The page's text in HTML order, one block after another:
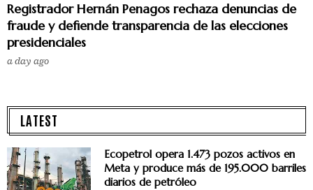
Registrador Hernán Penagos rechaza denuncias de
fraude y defiende transparencia de las elecciones
presidenciales
a day ago
LATEST
Ecopetrol opera 1.473 pozos activos en
Meta y produce más de 195.000 barriles
diarios de petróleo